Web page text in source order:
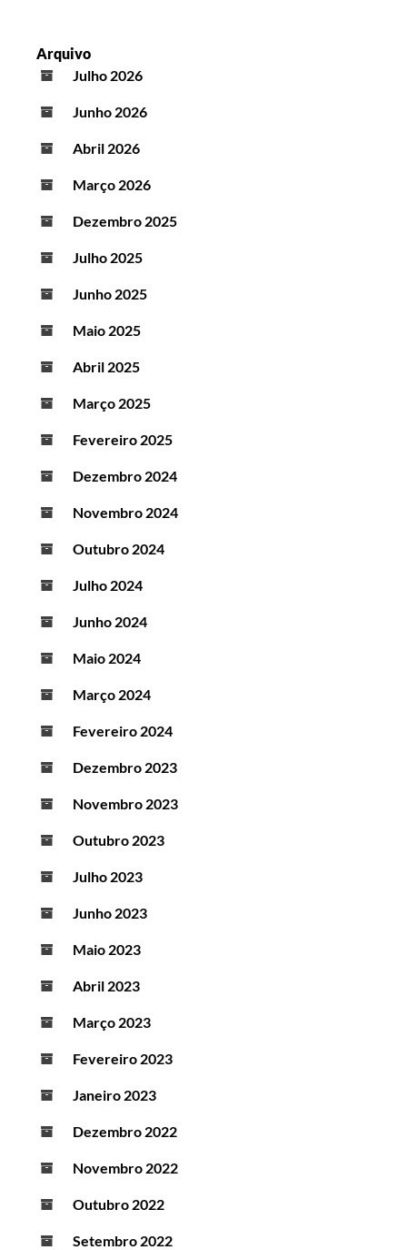
Arquivo
Julho 2026
Junho 2026
Abril 2026
Março 2026
Dezembro 2025
Julho 2025
Junho 2025
Maio 2025
Abril 2025
Março 2025
Fevereiro 2025
Dezembro 2024
Novembro 2024
Outubro 2024
Julho 2024
Junho 2024
Maio 2024
Março 2024
Fevereiro 2024
Dezembro 2023
Novembro 2023
Outubro 2023
Julho 2023
Junho 2023
Maio 2023
Abril 2023
Março 2023
Fevereiro 2023
Janeiro 2023
Dezembro 2022
Novembro 2022
Outubro 2022
Setembro 2022